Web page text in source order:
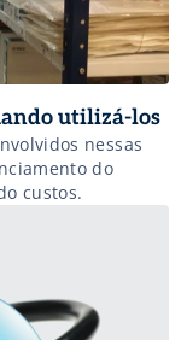
utilizá-los
nessas
do
custos.